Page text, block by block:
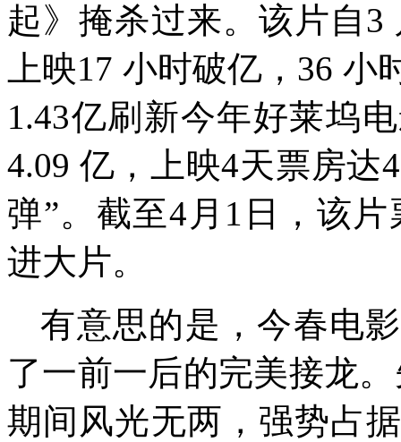
起》掩杀过来。该片自3
上映17 小时破亿，36
1.43亿刷新今年好莱坞
4.09 亿，上映4天票房达
弹”。截至4月1日，该
进大片。
有意思的是，今春电
了一前一后的完美接龙
期间风光无两，强势占